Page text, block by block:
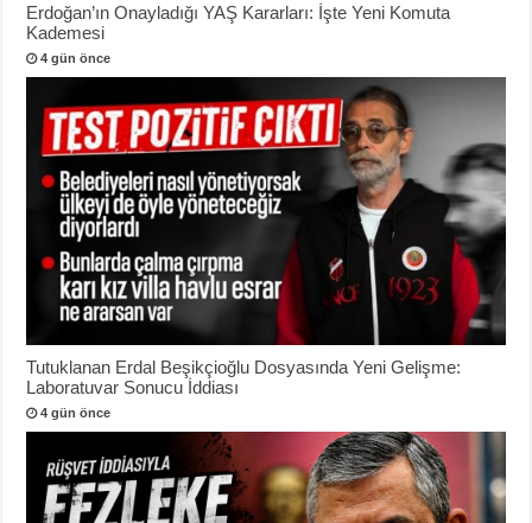
Erdoğan’ın Onayladığı YAŞ Kararları: İşte Yeni Komuta
Kademesi
4 gün önce
Tutuklanan Erdal Beşikçioğlu Dosyasında Yeni Gelişme:
Laboratuvar Sonucu İddiası
4 gün önce